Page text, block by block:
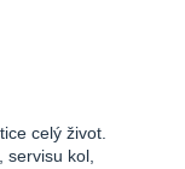
celý život.
servisu kol,